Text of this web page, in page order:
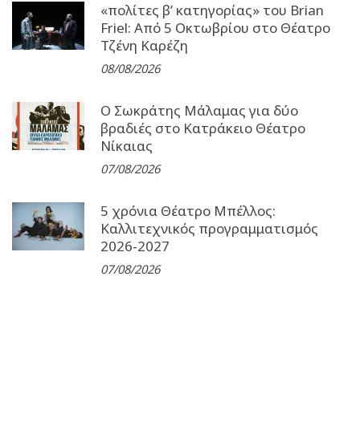
«πολίτες β’ κατηγορίας» του Brian
Friel: Από 5 Οκτωβρίου στο Θέατρο
Τζένη Καρέζη
08/08/2026
Ο Σωκράτης Μάλαμας για δύο
βραδιές στο Κατράκειο Θέατρο
Νίκαιας
07/08/2026
5 χρόνια Θέατρο Μπέλλος:
Καλλιτεχνικός προγραμματισμός
2026-2027
07/08/2026